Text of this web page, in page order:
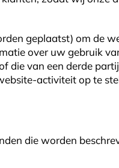
geplaatst) om de
over uw gebruik
die van een derde
activiteit op te
die worden